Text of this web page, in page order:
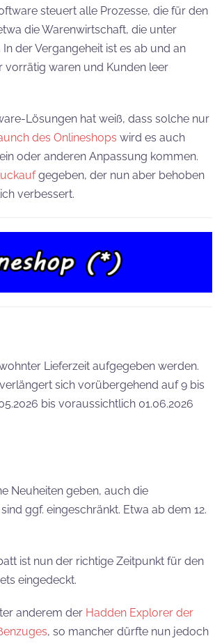
steuert alle Prozesse, die für den
die Warenwirtschaft, die unter
der Vergangeheit ist es ab und an
waren und Kunden leer
Lösungen hat weiß, dass solche nur
des Onlineshops wird es auch
oder anderen Anpassung kommen.
gegeben, der nun aber behoben
verbessert.
Lieferzeit aufgegeben werden.
sich vorübergehend auf 9 bis
bis voraussichtlich 01.06.2026
Neuheiten geben, auch die
ggf. eingeschränkt. Etwa ab dem 12.
ist nun der richtige Zeitpunkt für den
eingedeckt.
anderem der Hadden Explorer der
, so mancher dürfte nun jedoch